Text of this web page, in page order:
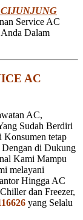
Service AC
Dalam
AC
AC,
Sudah Berdiri
tetap
di Dukung
Kami Mampu
melayani
Hingga AC
dan Freezer,
yang Selalu